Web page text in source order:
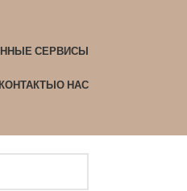
СЕРВИСЫ
КОНТАКТЫО НАС